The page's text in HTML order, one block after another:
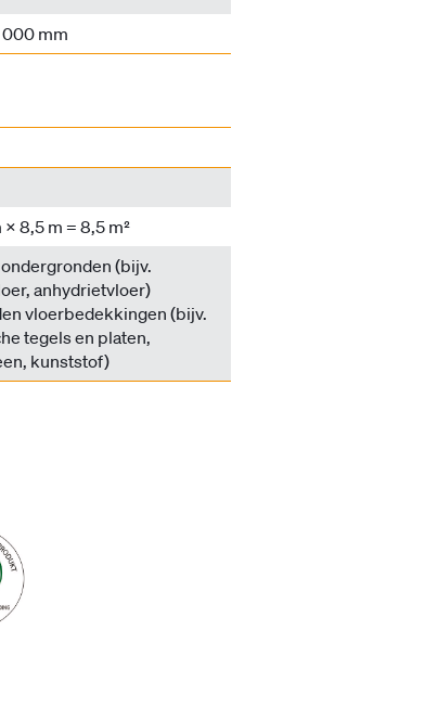
000 mm
× 8,5 m = 8,5 m²
(bijv.
anhydrietvloer)
vloerbedekkingen (bijv.
tegels en platen,
kunststof)